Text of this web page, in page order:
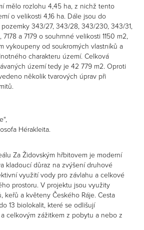
mělo rozlohu 4,45 ha, z nichž tento
o velikosti 4,16 ha. Dále jsou do
343/27, 343/28, 343/230, 343/31,
a 7179 o souhrnné velikosti 1150 m2,
vykoupeny od soukromých vlastníků a
charakteru území. Celková
území tedy je 42 779 m2. Oproti
několik tvarových úprav při
Hérakleita.
Za Židovským hřbitovem je moderní
kladoucí důraz na zvýšení druhové
využití vody pro závlahu a celkové
prostoru. V projektu jsou využity
keřů a květeny Českého Ráje. Cesta
13 biolokalit, které se odlišují
celkovým zážitkem z pobytu a nebo z